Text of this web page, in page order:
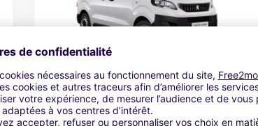
Peugeot Expert combi
À partir de 112,51 € / jour